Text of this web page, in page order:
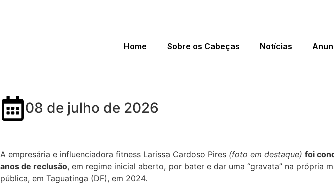
Home Sobre os Cabeças Notícias
08 de julho de 2026
A empresária e influenciadora fitness Larissa Cardoso Pires (foto em destaque) foi
anos de reclusão, em regime inicial aberto, por bater e dar uma “gravata” na própria
pública, em Taguatinga (DF), em 2024.